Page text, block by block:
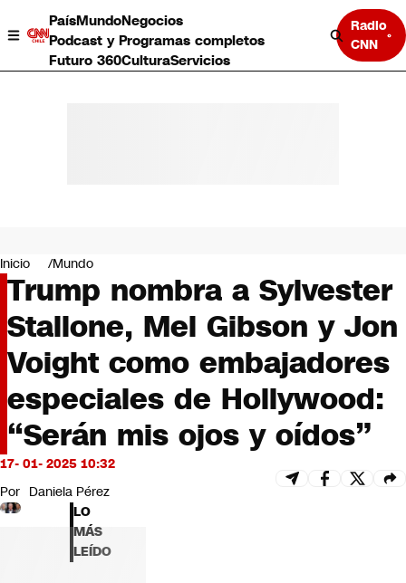
PaísMundoNegocios
Podcast y Programas completos
Futuro 360CulturaServicios
Radio
CNN
Negocios
Deportes
Programas completos
Cultura
Servicios
Bits
CNN Data
CNN tiempo
Futuro 360
Opinión
Inicio Mundo
Trump nombra a Sylvester
Stallone, Mel Gibson y Jon
Voight como embajadores
especiales de Hollywood:
“Serán mis ojos y oídos”
17- 01- 2025 10:32
Por Daniela Pérez
LO
MÁS
LEÍDO